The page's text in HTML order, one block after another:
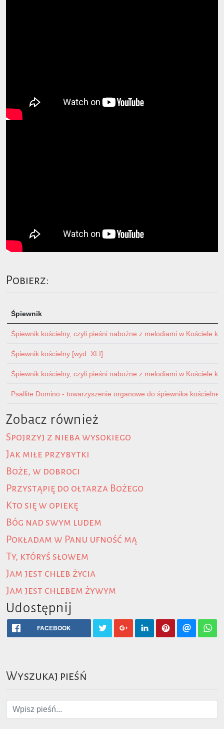
Pobierz:
Śpiewnik
Śpiewnik kościelny, czyli pieśni nabożne z melodiami w Kościele
Śpiewnik kościelny [wyd. XLI]
Śpiewnik kościelny, czyli pieśni nabożne z melodiami w Kościele
Psallite Domino - towarzyszenie organowe do śpiewnika
Zobacz również
Spojrzyj z nieba wysokiego
Jak miłe przybytki
Boże, w dobroci
Przystąpię do ołtarza Bożego
Kto się w opiekę
Bóg nad swym ludem
Pokładam w Panu ufność mą
Ty, któryś słowem
Jam jest chleb życia
Jam jest chlebem żywym
Udostępnij
FACEBOOK
Wyszukaj pieśń